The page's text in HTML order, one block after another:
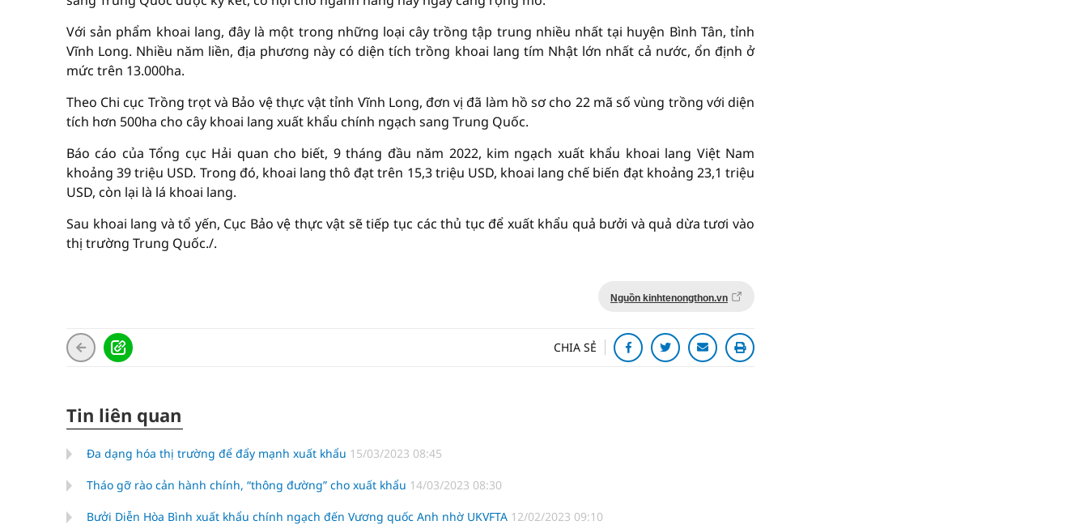
Với sản phẩm khoai lang, đây là một trong những loại cây trồng tập trung nhiều nhất tại huyện Bình Tân, tỉnh
Vĩnh Long. Nhiều năm liền, địa phương này có diện tích trồng khoai lang tím Nhật lớn nhất cả nước, ổn định ở
mức trên 13.000ha.
Theo Chi cục Trồng trọt và Bảo vệ thực vật tỉnh Vĩnh Long, đơn vị đã làm hồ sơ cho 22 mã số vùng trồng với diện
tích hơn 500ha cho cây khoai lang xuất khẩu chính ngạch sang Trung Quốc.
Báo cáo của Tổng cục Hải quan cho biết, 9 tháng đầu năm 2022, kim ngạch xuất khẩu khoai lang Việt Nam
khoảng 39 triệu USD. Trong đó, khoai lang thô đạt trên 15,3 triệu USD, khoai lang chế biến đạt khoảng 23,1 triệu
USD, còn lại là lá khoai lang.
Sau khoai lang và tổ yến, Cục Bảo vệ thực vật sẽ tiếp tục các thủ tục để xuất khẩu quả bưởi và quả dừa tươi vào
thị trường Trung Quốc./.
Nguồn kinhtenongthon.vn
CHIA SẺ
Tin liên quan
Đa dạng hóa thị trường để đẩy mạnh xuất khẩu 15/03/2023 08:45
Tháo gỡ rào cản hành chính, “thông đường” cho xuất khẩu 14/03/2023 08:30
Bưởi Diễn Hòa Bình xuất khẩu chính ngạch đến Vương quốc Anh nhờ UKVFTA 12/02/2023 09:10